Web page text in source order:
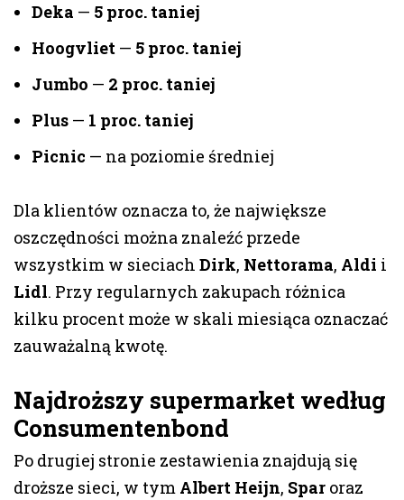
Deka — 5 proc. taniej
Hoogvliet — 5 proc. taniej
Jumbo — 2 proc. taniej
Plus — 1 proc. taniej
Picnic — na poziomie średniej
Dla klientów oznacza to, że największe
oszczędności można znaleźć przede
wszystkim w sieciach Dirk, Nettorama, Aldi i
Lidl. Przy regularnych zakupach różnica
kilku procent może w skali miesiąca oznaczać
zauważalną kwotę.
Najdroższy supermarket według
Consumentenbond
Po drugiej stronie zestawienia znajdują się
droższe sieci, w tym Albert Heijn, Spar oraz